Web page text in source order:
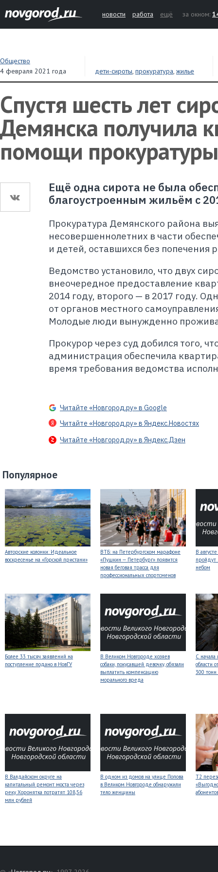
новости работа ещё за окном:
Общество
4 февраля 2021 года
дети-сироты, прокуратура, жилье
Спустя шесть лет
Демянска получила
помощи прокуратуры
Ещё одна сирота не была
благоустроенным жильём с
Прокуратура Демянского района
несовершеннолетних в части
и детей, оставшихся без попечения
Ведомство установило, что двух
внеочередное предоставление
2014 году, второго — в 2017 году.
от органов местного
Молодые люди вынужденно
Прокурор через суд добился того,
администрация обеспечила
время требования ведомства
Читайте «Новгород.ру» в Google
Читайте «Новгород.ру» в Яндекс.Новостях
Читайте «Новгород.ру» в Яндекс.Дзен
Популярное
Авторские колонки: Идеальное
воскресенье на «Горской пристани»
ВТБ: на Петербургском марафоне
«Пушкин — Петербург» появится
новая беговая трасса для
профессиональных спортсменов
В
небом
Более 33 тысяч заявлений на
поступление подано в НовГУ
В Великом Новгороде хозяев
собаки, покусавшей девочку, обязали
выплатить компенсацию
морального вреда
С начала
области
300
В Валдайском округе на
капитальный ремонт моста через
реку Хоронятка потратят 108,56
млн рублей
В одном из домов на улице Попова
в Великом Новгороде обнаружили
тело женщины
Т2